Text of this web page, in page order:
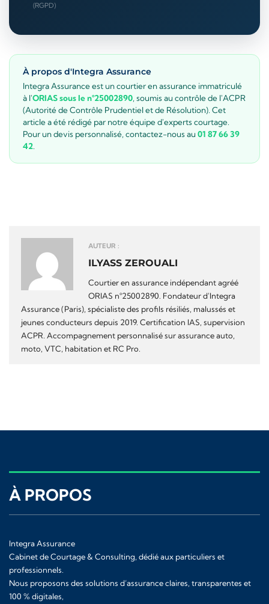
(RGPD)
À propos d'Integra Assurance
Integra Assurance est un courtier en assurance immatriculé
à l'ORIAS sous le n°25002890, soumis au contrôle de l'ACPR
(Autorité de Contrôle Prudentiel et de Résolution). Cet
article a été rédigé par notre équipe d'experts courtage.
Pour un devis personnalisé, contactez-nous au 01 87 66 39
42
AUTEUR :
ILYASS ZEROUALI
Courtier en assurance indépendant agréé
ORIAS n°25002890. Fondateur d'Integra
Assurance (Paris), spécialiste des profils résiliés, malussés et
jeunes conducteurs depuis 2019. Certification IAS, supervision
ACPR. Accompagnement personnalisé sur assurance auto,
moto, VTC, habitation et RC Pro.
À PROPOS
Integra Assurance
Cabinet de Courtage & Consulting, dédié aux particuliers et
professionnels.
Nous proposons des solutions d’assurance claires, transparentes et
100 % digitales,